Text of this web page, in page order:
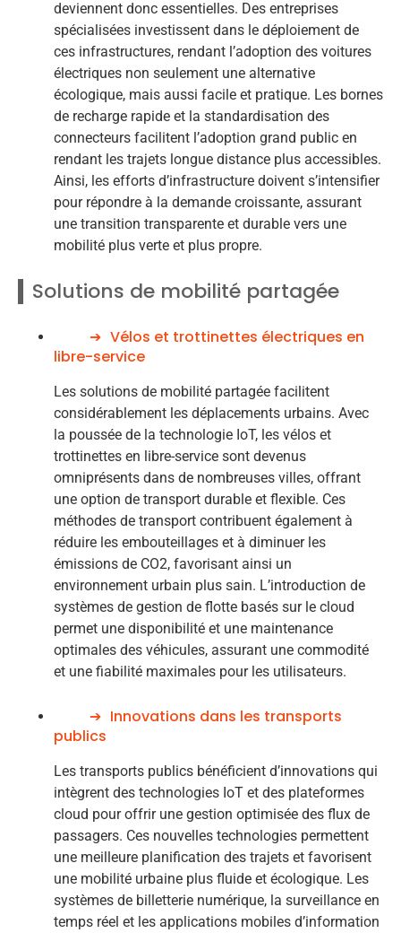
deviennent donc essentielles. Des entreprises
spécialisées investissent dans le déploiement de
ces infrastructures, rendant l’adoption des voitures
électriques non seulement une alternative
écologique, mais aussi facile et pratique. Les bornes
de recharge rapide et la standardisation des
connecteurs facilitent l’adoption grand public en
rendant les trajets longue distance plus accessibles.
Ainsi, les efforts d’infrastructure doivent s’intensifier
pour répondre à la demande croissante, assurant
une transition transparente et durable vers une
mobilité plus verte et plus propre.
Solutions de mobilité partagée
Vélos et trottinettes électriques en
libre-service
Les solutions de mobilité partagée facilitent
considérablement les déplacements urbains. Avec
la poussée de la technologie IoT, les vélos et
trottinettes en libre-service sont devenus
omniprésents dans de nombreuses villes, offrant
une option de transport durable et flexible. Ces
méthodes de transport contribuent également à
réduire les embouteillages et à diminuer les
émissions de CO2, favorisant ainsi un
environnement urbain plus sain. L’introduction de
systèmes de gestion de flotte basés sur le cloud
permet une disponibilité et une maintenance
optimales des véhicules, assurant une commodité
et une fiabilité maximales pour les utilisateurs.
Innovations dans les transports
publics
Les transports publics bénéficient d’innovations qui
intègrent des technologies IoT et des plateformes
cloud pour offrir une gestion optimisée des flux de
passagers. Ces nouvelles technologies permettent
une meilleure planification des trajets et favorisent
une mobilité urbaine plus fluide et écologique. Les
systèmes de billetterie numérique, la surveillance en
temps réel et les applications mobiles d’information